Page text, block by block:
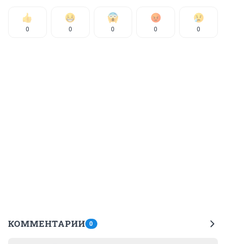
0 0 0 0 0
КОММЕНТАРИИ 0